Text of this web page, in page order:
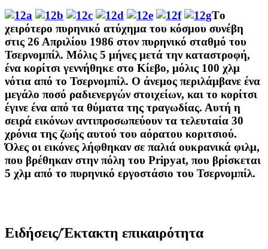
Tο
χειρότερο πυρηνικό ατύχημα του κόσμου συνέβη
στις 26 Απριλίου 1986 στον πυρηνικό σταθμό του
Τσερνομπίλ. Μόλις 5 μήνες μετά την καταστροφή,
ένα κορίτσι γεννήθηκε στο Κίεβο, μόλις 100 χλμ
νότια από το Τσερνομπίλ. Ο άνεμος περιλάμβανε ένα
μεγάλο ποσό ραδιενεργών στοιχείων, και το κορίτσι
έγινε ένα από τα θύματα της τραγωδίας. Αυτή η
σειρά εικόνων αντιπροσωπεύουν τα τελευταία 30
χρόνια της ζωής αυτού του αόρατου κοριτσιού.
Όλες οι εικόνες λήφθηκαν σε παλιά ουκρανικά φιλμ,
που βρέθηκαν στην πόλη του Pripyat, που βρίσκεται
5 χλμ από το πυρηνικό εργοστάσιο του Τσερνομπίλ.
Ειδήσεις/Έκτακτη επικαιρότητα